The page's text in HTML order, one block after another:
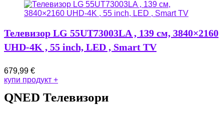
Телевизор LG 55UT73003LA , 139 см, 3840×2160
UHD-4K , 55 inch, LED , Smart TV
679,99 €
купи продукт +
QNED Телевизори